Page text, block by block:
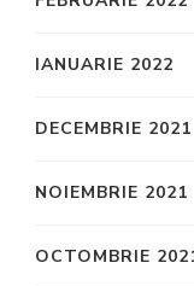
IANUARIE 2022
DECEMBRIE 2021
NOIEMBRIE 2021
OCTOMBRIE